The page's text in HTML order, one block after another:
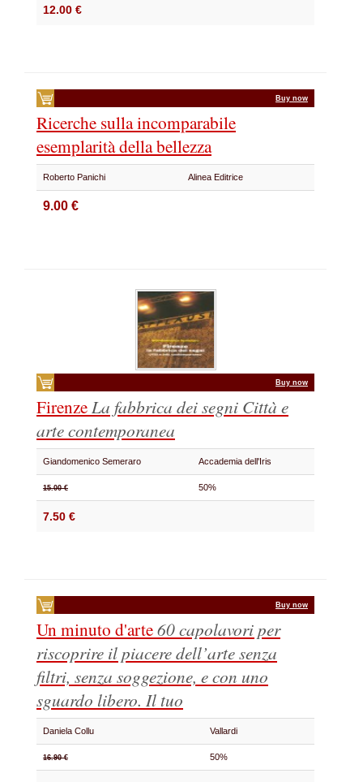
12.00 €
Buy now
Ricerche sulla incomparabile
esemplarità della bellezza
Roberto Panichi Alinea Editrice
9.00 €
Buy now
FirenzeLa fabbrica dei segni Città e
arte contemporanea
Giandomenico Semeraro Accademia dell'Iris
15.00 € 50%
7.50 €
Buy now
Un minuto d'arte60 capolavori per
riscoprire il piacere dell’arte senza
filtri, senza soggezione, e con uno
sguardo libero. Il tuo
Daniela Collu Vallardi
16.90 € 50%